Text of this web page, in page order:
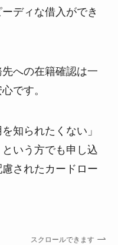
ディな借入ができ
への在籍確認は一
です。
知られたくない」
という方でも申し込
されたカードロー
スクロールできます